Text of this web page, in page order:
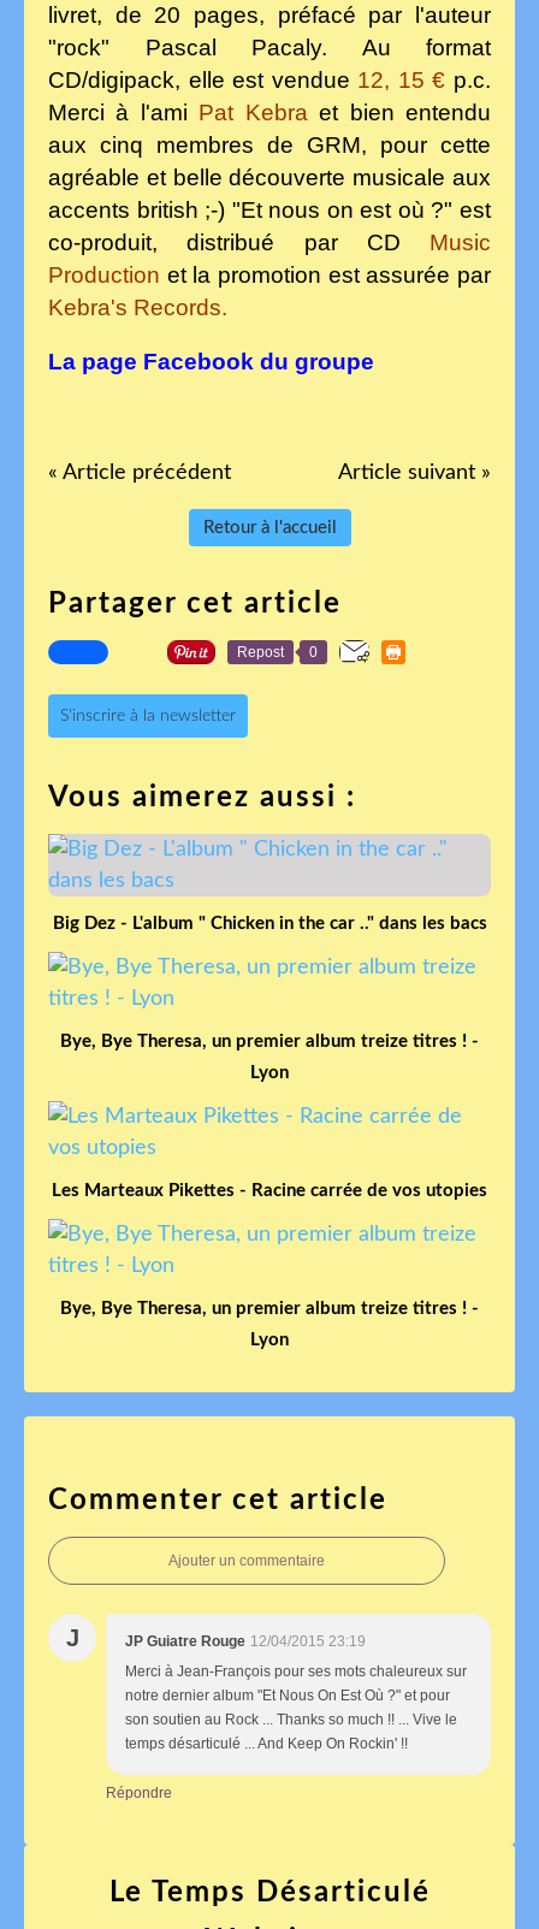
livret, de 20 pages, préfacé par l'auteur
"rock" Pascal Pacaly. Au format
CD/digipack, elle est vendue 12, 15 € p.c.
Merci à l'ami Pat Kebraet bien entendu
aux cinq membres de GRM, pour cette
agréable et belle découverte musicale aux
accents british ;-) "Et nous on est où ?" est
co-produit, distribué par
CD
Music
Production et la promotion est assurée par
Kebra's Records.
La page Facebook du groupe
« Article précédent Article suivant »
Retour à l'accueil
Partager cet article
Repost 0
S'inscrire à la newsletter
Vous aimerez aussi :
Big Dez - L'album " Chicken in the car .." dans les bacs
Bye, Bye Theresa, un premier album treize titres ! -
Lyon
Les Marteaux Pikettes - Racine carrée de vos utopies
Bye, Bye Theresa, un premier album treize titres ! -
Lyon
Commenter cet article
Ajouter un commentaire
J JP Guiatre Rouge 12/04/2015 23:19
Merci à Jean-François pour ses mots chaleureux sur
notre dernier album "Et Nous On Est Où ?" et pour
son soutien au Rock ... Thanks so much !! ... Vive le
temps désarticulé ... And Keep On Rockin' !!
Répondre
Le Temps Désarticulé